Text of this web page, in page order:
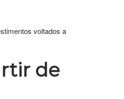
voltados a
de